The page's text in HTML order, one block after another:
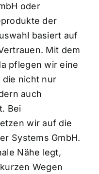
oder
der
basiert auf
Mit dem
pflegen wir eine
die nicht nur
auch
Bei
wir auf die
Systems GmbH.
Nähe legt,
Wegen